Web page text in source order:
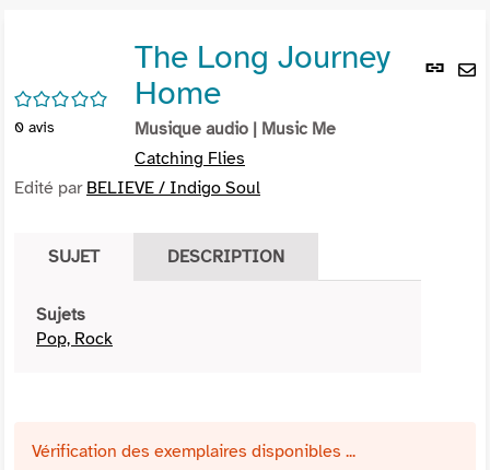
Lien
/5
0 avis
The Long Journey
Home
Musique audio | Music Me
Catching Flies
Edité par BELIEVE / Indigo Soul
SUJET DESCRIPTION
Sujets
Pop, Rock
Vérification des exemplaires disponibles ...